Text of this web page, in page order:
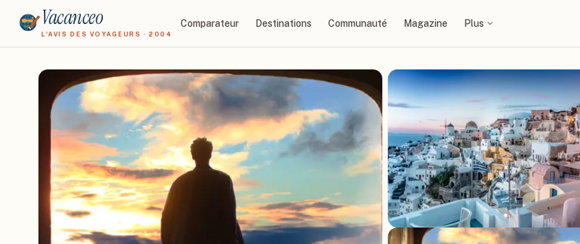
Vacanceo
L'AVIS DES VOYAGEURS · 2004
Comparateur Destinations Communauté Magazine Plus